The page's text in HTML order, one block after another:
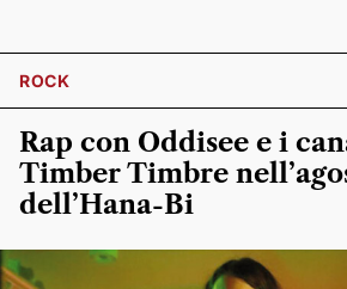
ROCK
Rap con Oddisee e i
Timber Timbre
dell’Hana-Bi